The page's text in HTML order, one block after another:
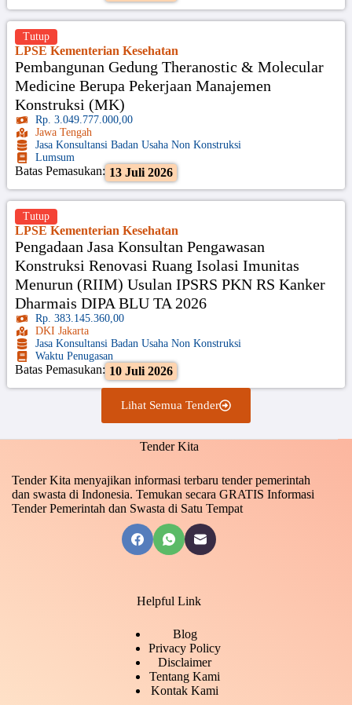
LPSE Kementerian Kesehatan
Pembangunan Gedung Theranostic & Molecular
Medicine Berupa Pekerjaan Manajemen
Konstruksi (MK)
Rp. 3.049.777.000,00
Jawa Tengah
Jasa Konsultansi Badan Usaha Non Konstruksi
Lumsum
Batas Pemasukan: 13 Juli 2026
Tutup
LPSE Kementerian Kesehatan
Pengadaan Jasa Konsultan Pengawasan
Konstruksi Renovasi Ruang Isolasi Imunitas
Menurun (RIIM) Usulan IPSRS PKN RS Kanker
Dharmais DIPA BLU TA 2026
Rp. 383.145.360,00
DKI Jakarta
Jasa Konsultansi Badan Usaha Non Konstruksi
Waktu Penugasan
Batas Pemasukan: 10 Juli 2026
Tutup
Lihat Semua Tender
Tender Kita
Tender Kita menyajikan informasi terbaru tender pemerintah
dan swasta di Indonesia. Temukan secara GRATIS Informasi
Tender Pemerintah dan Swasta di Satu Tempat
Helpful Link
Blog
Privacy Policy
Disclaimer
Tentang Kami
Kontak Kami